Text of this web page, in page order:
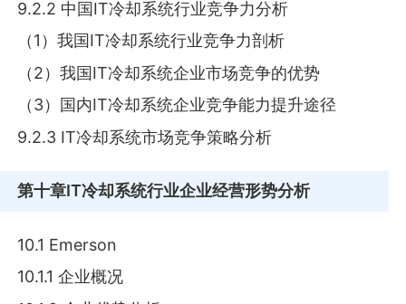
9.2.2 中国IT冷却系统行业竞争力分析
（1）我国IT冷却系统行业竞争力剖析
（2）我国IT冷却系统企业市场竞争的优势
（3）国内IT冷却系统企业竞争能力提升途径
9.2.3 IT冷却系统市场竞争策略分析
第十章IT冷却系统行业企业经营形势分析
10.1 Emerson
10.1.1 企业概况